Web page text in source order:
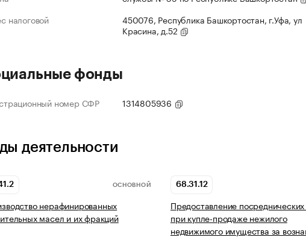
налоговой
450076, Республика Башкортостан, г.Уфа, ул
Красина, д.52
фонды
номер СФР 1314805936
деятельности
ОСНОВНОЙ
нерафинированных
масел и их фракций
68.31.12
Предоставление посреднических
при купле-продаже нежилого
недвижимого имущества за